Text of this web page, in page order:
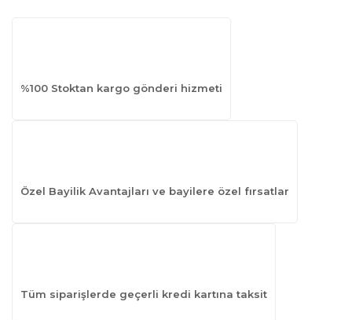
%100 Stoktan kargo gönderi hizmeti
Özel Bayilik Avantajları ve bayilere özel fırsatlar
Tüm siparişlerde geçerli kredi kartına taksit